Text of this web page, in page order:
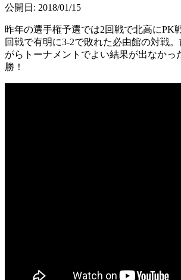
公開日: 2018/01/15
昨年の選手権予選では2回戦で北高にPK
回戦で有明に3-2で敗れた必由館の対戦
がらトーナメントでよい結果が出なかっ
勝！